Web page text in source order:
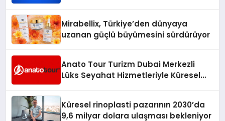
Mirabellix, Türkiye’den dünyaya
uzanan güçlü büyümesini sürdürüyor
Anato Tour Turizm Dubai Merkezli
Lüks Seyahat Hizmetleriyle Küresel
Küresel rinoplasti pazarının 2030’da
9,6 milyar dolara ulaşması bekleniyor